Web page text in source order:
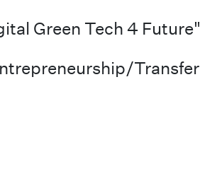
Green Tech 4 Future"
Transfer